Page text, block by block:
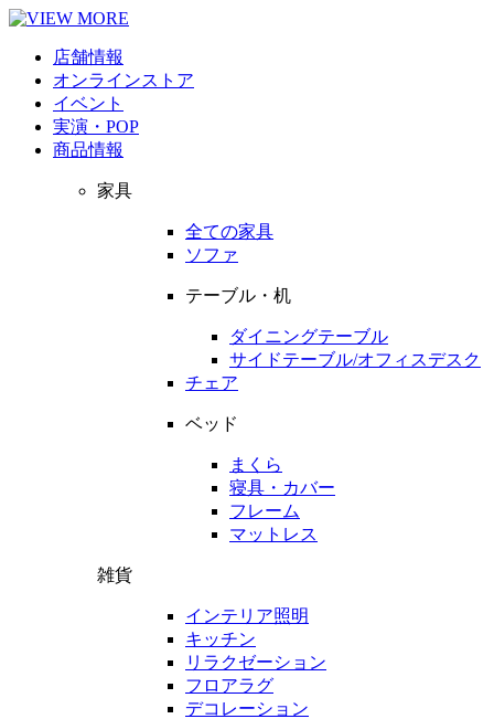
店舗情報
オンラインストア
イベント
実演・POP
商品情報
家具
全ての家具
ソファ
テーブル・机
ダイニングテーブル
サイドテーブル/オフィスデスク
チェア
ベッド
まくら
寝具・カバー
フレーム
マットレス
雑貨
インテリア照明
キッチン
リラクゼーション
フロアラグ
デコレーション